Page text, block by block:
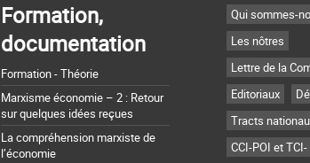
Formation,
documentation
Formation - Théorie
Marxisme économie – 2 : Retour
sur quelques idées reçues
La compréhension marxiste de
l’économie
Qui sommes-
Les nôtres
Lettre de la
Editoriaux
Tracts
CCI-POI et